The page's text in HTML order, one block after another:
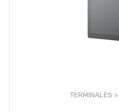
TERMINALES >